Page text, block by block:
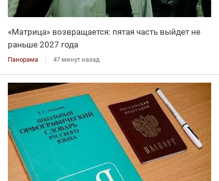
«Матрица» возвращается: пятая часть выйдет не
раньше 2027 года
Панорама 47 минут назад